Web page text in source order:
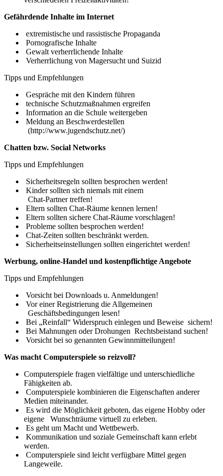
Gefährdende Inhalte im Internet
extremistische und rassistische Propaganda
Pornografische Inhalte
Gewalt verherrlichende Inhalte
Verherrlichung von Magersucht und Suizid
Tipps und Empfehlungen
Gespräche mit den Kindern führen
technische Schutzmaßnahmen ergreifen
Information an die Schule weitergeben
Meldung an Beschwerdestellen
(http://www.jugendschutz.net/)
Chatten bzw. Social Networks
Tipps und Empfehlungen
Sicherheitsregeln sollten besprochen werden!
Kinder sollten sich niemals mit einem
Chat-Partner treffen!
Eltern sollten Chat-Räume kennen lernen!
Eltern sollten sichere Chat-Räume vorschlagen!
Probleme sollten besprochen werden!
Chat-Zeiten sollten beschränkt werden.
Sicherheitseinstellungen sollten eingerichtet werden!
Werbung, online-Handel und kostenpflichtige Angebote
Tipps und Empfehlungen
Vorsicht bei Downloads u. Anmeldungen!
Vor einer Registrierung die Allgemeinen
Geschäftsbedingungen lesen!
Bei „Reinfall“ Widerspruch einlegen und Beweise sichern!
Bei Mahnungen oder Drohungen Rechtsbeistand suchen!
Vorsicht bei so genannten Gewinnmitteilungen!
Was macht Computerspiele so reizvoll?
Computerspiele fragen vielfältige und unterschiedliche
Fähigkeiten ab.
Computerspiele kombinieren die Eigenschaften anderer
Medien miteinander.
Es wird die Möglichkeit geboten, das eigene Hobby oder
eigene Wunschträume virtuell zu erleben.
Es geht um Macht und Wettbewerb.
Kommunikation und soziale Gemeinschaft kann erlebt
werden.
Computerspiele sind leicht verfügbare Mittel gegen
Langeweile.